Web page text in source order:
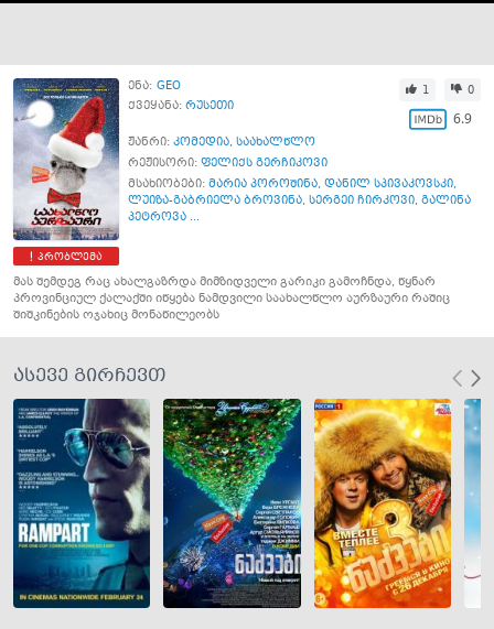
პრობლემა
ენა: GEO
ქვეყანა: რუსეთი
1 0
6.9
ჟანრი: კომედია, საახალწლო
რეჟისორი: ფელიქს გერჩიკოვი
მსახიობები: მარია პოროშინა, დანილ სპივაკოვსკი,
ლუიზა-გაბრიელა ბროვინა, სერგეი ჩირკოვი, გალინა
პეტროვა ...
მას შემდეგ რაც ახალგაზრდა მიმზიდველი გარიკი გამოჩნდა, წყნარ
პროვინციულ ქალაქში იწყება ნამდვილი საახალწლო აურზაური რაშიც
შიშკინების ოჯახიც მონაწილეობს
ასევე გირჩევთ